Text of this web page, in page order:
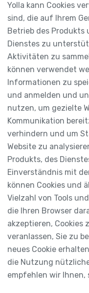
Yolla kann Cookies
sind, die auf Ihrem
Betrieb des Produkts
Dienstes zu
Aktivitäten zu
können verwendet
Informationen zu
und anmelden und
nutzen, um gezielte
Kommunikation
verhindern und um
Website zu
Produkts, des
Einverständnis mit
können Cookies und
Vielzahl von Tools
die Ihren Browser
akzeptieren, Cookies
veranlassen, Sie zu
neues Cookie
die Nutzung
empfehlen wir Ihnen,